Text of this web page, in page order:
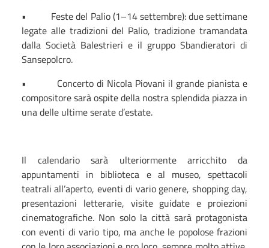
•
Feste del Palio (1–14 settembre): due settimane
legate alle tradizioni del Palio, tradizione tramandata
dalla Società Balestrieri e il gruppo Sbandieratori di
Sansepolcro.
•
Concerto di Nicola Piovani il grande pianista e
compositore sarà ospite della nostra splendida piazza in
una delle ultime serate d’estate.
Il calendario sarà ulteriormente arricchito da
appuntamenti in biblioteca e al museo, spettacoli
teatrali all’aperto, eventi di vario genere, shopping day,
presentazioni letterarie, visite guidate e proiezioni
cinematografiche. Non solo la città sarà protagonista
con eventi di vario tipo, ma anche le popolose frazioni